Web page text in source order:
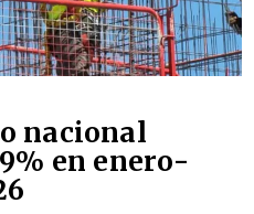
nacional
en enero-